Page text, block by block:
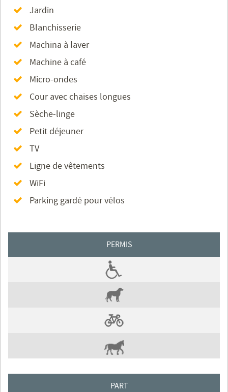
Jardin
Blanchisserie
Machina à laver
Machine à café
Micro-ondes
Cour avec chaises longues
Sèche-linge
Petit déjeuner
TV
Ligne de vêtements
WiFi
Parking gardé pour vélos
PERMIS
PART